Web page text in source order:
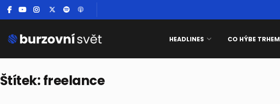
HEADLINES CO HÝBE TRHEM
Štítek:freelance